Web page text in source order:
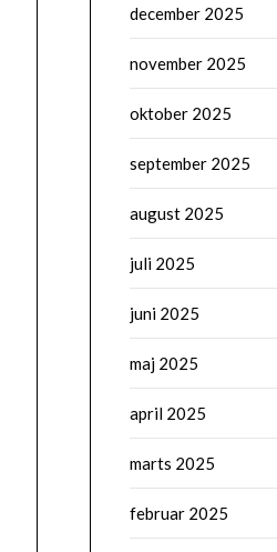
december 2025
november 2025
oktober 2025
september 2025
august 2025
juli 2025
juni 2025
maj 2025
april 2025
marts 2025
februar 2025